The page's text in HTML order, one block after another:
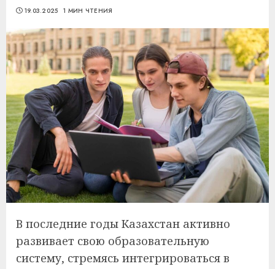
19.03.2025 1 МИН ЧТЕНИЯ
В последние годы Казахстан активно
развивает свою образовательную
систему, стремясь интегрироваться в